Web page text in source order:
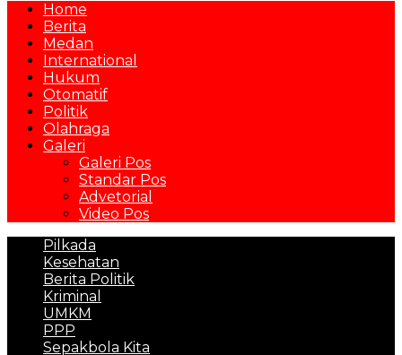
Home
Berita
Medan
International
Hukum
Otomatif
Politik
Olahraga
Galeri
Galeri Pos
Standar Pos
Advetorial
Video Pos
Pilkada
Kesehatan
Berita Politik
Kriminal
UMKM
PPP
Sepakbola Kita